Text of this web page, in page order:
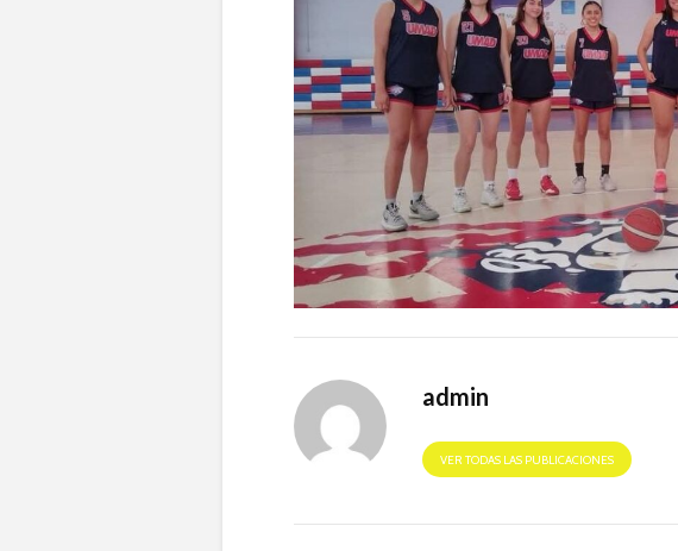
admin
VER TODAS LAS PUBLICACIONES